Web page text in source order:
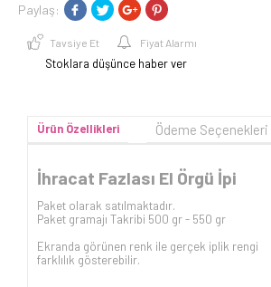
Paylaş:
Tavsiye Et Fiyat Alarmı
Stoklara düşünce haber ver
Ürün Özellikleri Ödeme Seçenekleri
İhracat Fazlası El Örgü İpi
Paket olarak satılmaktadır.
Paket gramajı Takribi 500 gr - 550 gr
Ekranda görünen renk ile gerçek iplik rengi
farklılık gösterebilir.